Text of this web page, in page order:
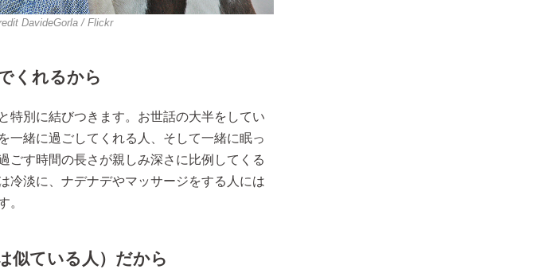
DavideGorla/ Flickr
くれるから
特別に結びつきます。お世話の大半をしてい
一緒に過ごしてくれる人、そして一緒に眠っ
ごす時間の長さが親しみ深さに比例してくる
冷淡に、ナデナデやマッサージをする人には
。
似ている人）だから